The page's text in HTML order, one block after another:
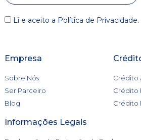
Li e aceito a Política de Privacidade.
Empresa
Sobre Nós
Ser Parceiro
Blog
Crédito
Crédito
Crédito
Informações Legais